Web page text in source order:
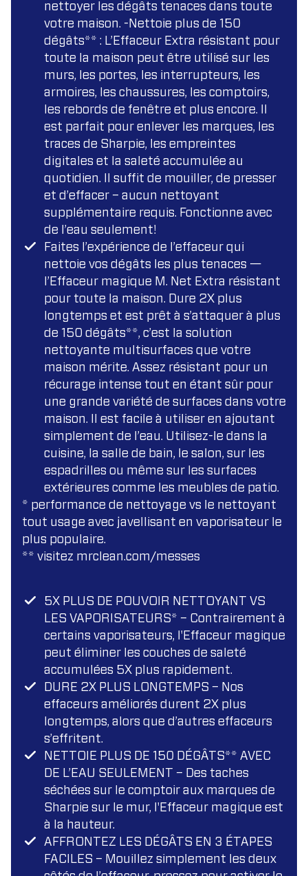
nettoyer les dégâts tenaces dans toute
votre maison. -Nettoie plus de 150
dégâts** : L’Effaceur Extra résistant pour
toute la maison peut être utilisé sur les
murs, les portes, les interrupteurs, les
armoires, les chaussures, les comptoirs,
les rebords de fenêtre et plus encore. Il
est parfait pour enlever les marques, les
traces de Sharpie, les empreintes
digitales et la saleté accumulée au
quotidien. Il suffit de mouiller, de presser
et d’effacer – aucun nettoyant
supplémentaire requis. Fonctionne avec
de l’eau seulement!
Faites l’expérience de l’effaceur qui
nettoie vos dégâts les plus tenaces —
l’Effaceur magique M. Net Extra résistant
pour toute la maison. Dure 2X plus
longtemps et est prêt à s’attaquer à plus
de 150 dégâts**, c’est la solution
nettoyante multisurfaces que votre
maison mérite. Assez résistant pour un
récurage intense tout en étant sûr pour
une grande variété de surfaces dans votre
maison. Il est facile à utiliser en ajoutant
simplement de l’eau. Utilisez-le dans la
cuisine, la salle de bain, le salon, sur les
espadrilles ou même sur les surfaces
extérieures comme les meubles de patio.
* performance de nettoyage vs le nettoyant
tout usage avec javellisant en vaporisateur le
plus populaire.
** visitez mrclean.com/messes
5X PLUS DE POUVOIR NETTOYANT VS
LES VAPORISATEURS* – Contrairement à
certains vaporisateurs, l'Effaceur magique
peut éliminer les couches de saleté
accumulées 5X plus rapidement.
DURE 2X PLUS LONGTEMPS – Nos
effaceurs améliorés durent 2X plus
longtemps, alors que d’autres effaceurs
s’effritent.
NETTOIE PLUS DE 150 DÉGÂTS** AVEC
DE L’EAU SEULEMENT – Des taches
séchées sur le comptoir aux marques de
Sharpie sur le mur, l'Effaceur magique est
à la hauteur.
AFFRONTEZ LES DÉGÂTS EN 3 ÉTAPES
FACILES – Mouillez simplement les deux